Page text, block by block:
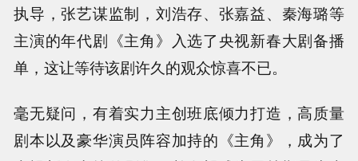
执导，张艺谋监制，刘浩存、张嘉益、秦海璐等
主演的年代剧《主角》入选了央视新春大剧备播
单，这让等待该剧许久的观众惊喜不已。
毫无疑问，有着实力主创班底倾力打造，高质量
剧本以及豪华演员阵容加持的《主角》，成为了